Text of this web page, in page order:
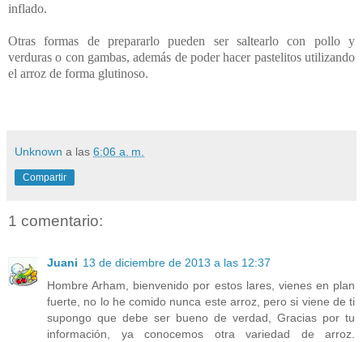
inflado.
Otras formas de prepararlo pueden ser saltearlo con pollo y
verduras o con gambas, además de poder hacer pastelitos utilizando
el arroz de forma glutinoso.
Unknown a las 6:06 a. m.
Compartir
1 comentario:
Juani 13 de diciembre de 2013 a las 12:37
Hombre Arham, bienvenido por estos lares, vienes en plan
fuerte, no lo he comido nunca este arroz, pero si viene de ti
supongo que debe ser bueno de verdad, Gracias por tu
información, ya conocemos otra variedad de arroz.